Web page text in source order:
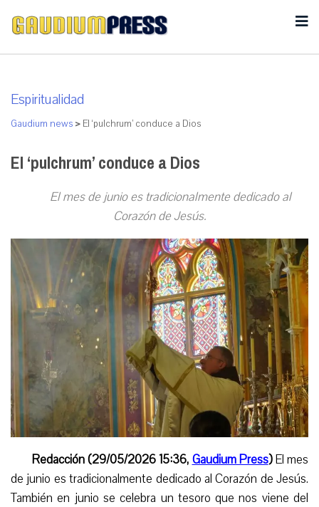
Espiritualidad
Gaudium news > El ‘pulchrum’ conduce a Dios
El ‘pulchrum’ conduce a Dios
El mes de junio es tradicionalmente dedicado al
Corazón de Jesús.
Redacción (29/05/2026 15:36, Gaudium Press)El mes
de junio es tradicionalmente dedicado al Corazón de Jesús.
También en junio se celebra un tesoro que nos viene del